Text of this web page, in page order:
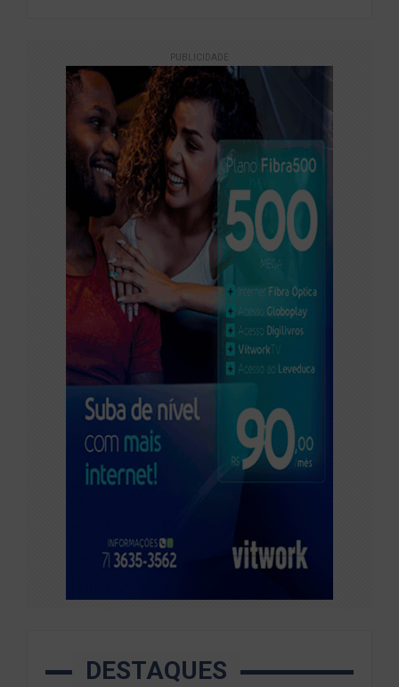
PUBLICIDADE
DESTAQUES